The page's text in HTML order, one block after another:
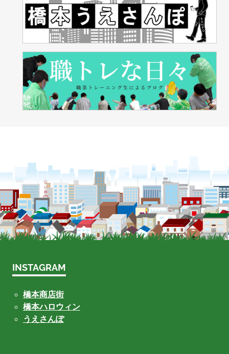
INSTAGRAM
橋本商店街
橋本ハロウィン
うえさんぽ